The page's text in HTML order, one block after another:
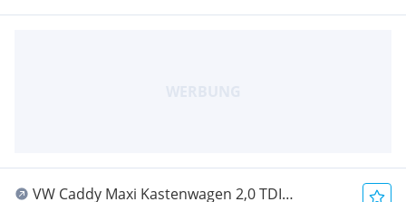
VW Caddy Maxi Kastenwagen 2,0 TDI